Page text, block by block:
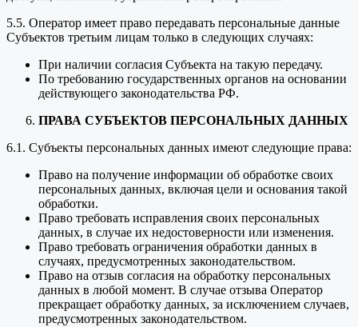
5.5. Оператор имеет право передавать персональные данные
Субъектов третьим лицам только в следующих случаях:
При наличии согласия Субъекта на такую передачу.
По требованию государственных органов на основании
действующего законодательства РФ.
ПРАВА СУБЪЕКТОВ ПЕРСОНАЛЬНЫХ ДАННЫХ
6.1. Субъекты персональных данных имеют следующие права:
Право на получение информации об обработке своих
персональных данных, включая цели и основания такой
обработки.
Право требовать исправления своих персональных
данных, в случае их недостоверности или изменения.
Право требовать ограничения обработки данных в
случаях, предусмотренных законодательством.
Право на отзыв согласия на обработку персональных
данных в любой момент. В случае отзыва Оператор
прекращает обработку данных, за исключением случаев,
предусмотренных законодательством.